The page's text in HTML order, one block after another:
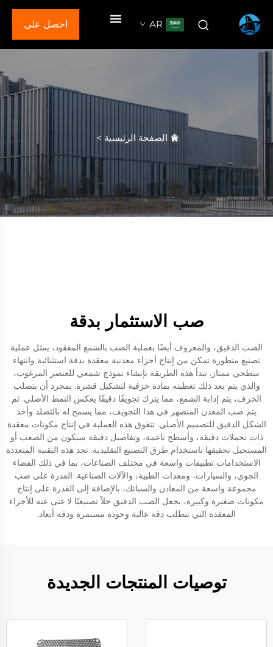
AR احصل على
الصفحة الرئيسية>
صب الاستثمار بدقة
الصب الدقيق، والمعروف أيضًا بعملية الصب بالشمع المفقود، يمثل عملية
تصنيع متطورة تمكن من إنتاج أجزاء معدنية معقدة بدقة استثنائية وانتهاء
سطحي ممتاز. تبدأ هذه الطريقة بإنشاء نموذج شمعي للعنصر المرغوب،
والذي يتم بعد ذلك تغطيته بمادة خزفية لتشكيل قشرة. بمجرد أن يتصلب
الخزف، يتم إذابة الشمع، مما يترك تجويفًا دقيقًا يعكس النمط الأصلي. ثم
يتم صب المعدن المنصهر في هذا التجويف، مما يسمح له بالتصلد وأخذ
الشكل الدقيق للتصميم الأصلي. تتفوق هذه العملية في إنتاج مكونات معقدة
ذات تحملات دقيقة، وأسطح ناعمة، وتفاصيل دقيقة سيكون من الصعب أو
المستحيل تحقيقها باستخدام طرق التصنيع التقليدية. تجد هذه التقنية المتعددة
الاستخدامات تطبيقات واسعة في مختلف الصناعات، بما في ذلك الفضاء
الجوي، والسيارات، ومعدات الطبية، والآلات الصناعية. القدرة على صب
مجموعة واسعة من المعادن والسبائك، بالإضافة إلى القدرة على إنتاج
مكونات صغيرة وكبيرة، يجعل الصب الدقيق حلاً تصنيعيًا لا غنى عنه للأجزاء
المعقدة التي تتطلب دقة عالية وجودة مستمرة ودقة أبعاد.
توصيات المنتجات الجديدة